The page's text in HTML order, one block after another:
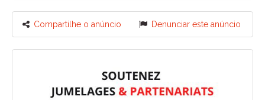
Compartilhe o anúncio Denunciar este anúncio